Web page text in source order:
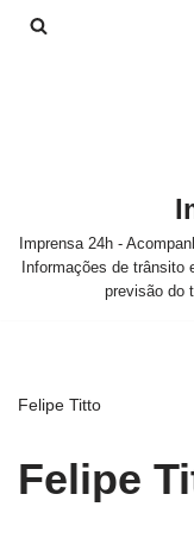
Imprensa 24h -
Informações de trânsito
previsão do
Felipe Titto
Felipe